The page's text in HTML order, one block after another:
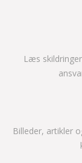
Læs
Billeder, artikler